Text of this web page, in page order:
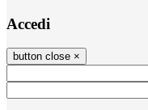
Accedi
button close ×